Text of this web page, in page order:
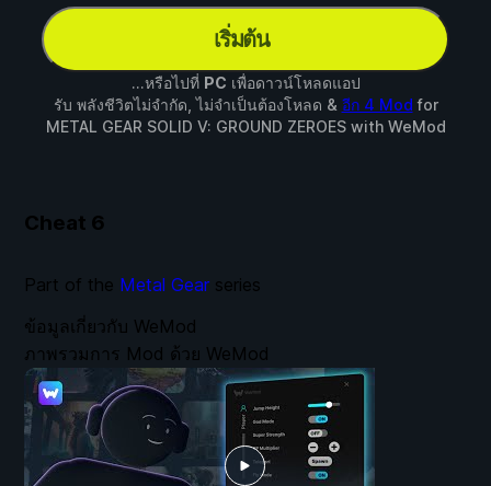
เริ่มต้น
...หรือไปที่ PC เพื่อดาวน์โหลดแอป
รับ พลังชีวิตไม่จำกัด, ไม่จำเป็นต้องโหลด & อีก 4 Mod for
METAL GEAR SOLID V: GROUND ZEROESwith WeMod
Cheat 6
ข้อมูลเกี่ยวกับ WeMod
ภาพรวมการ Mod ด้วย WeMod
Part of the Metal Gear series